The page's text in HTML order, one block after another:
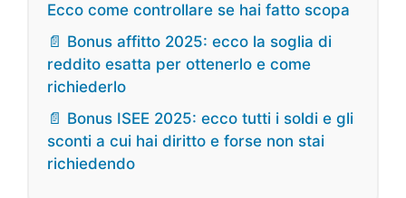
Ecco come controllare se hai fatto scopa
📄 Bonus affitto 2025: ecco la soglia di
reddito esatta per ottenerlo e come
richiederlo
📄 Bonus ISEE 2025: ecco tutti i soldi e gli
sconti a cui hai diritto e forse non stai
richiedendo